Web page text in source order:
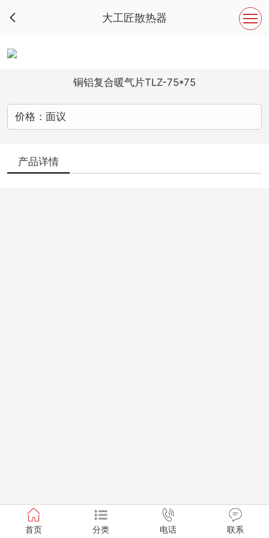
 大工匠散热器
铜铝复合暖气片TLZ-75*75
价格：面议
产品详情
首页 分类 电话 联系